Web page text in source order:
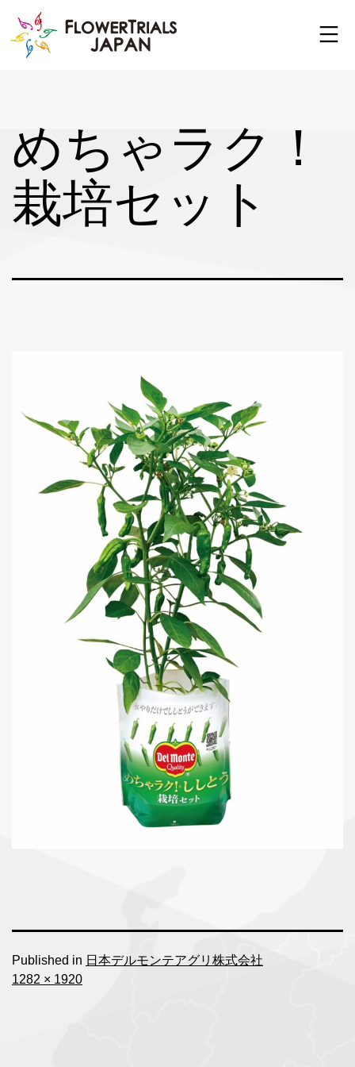
content
めちゃラク！
栽培セット
Published in 日本デルモンテアグリ株式会社
Full
1282 × 1920